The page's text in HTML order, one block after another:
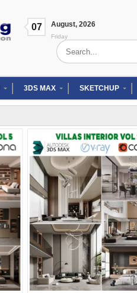
07 August, 2026
Friday
Search
for:
3DS MAX SKETCHUP